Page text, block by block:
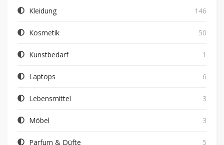
Kleidung 146
Kosmetik 50
Kunstbedarf 1
Laptops 6
Lebensmittel 3
Möbel 3
Parfum & Düfte 5